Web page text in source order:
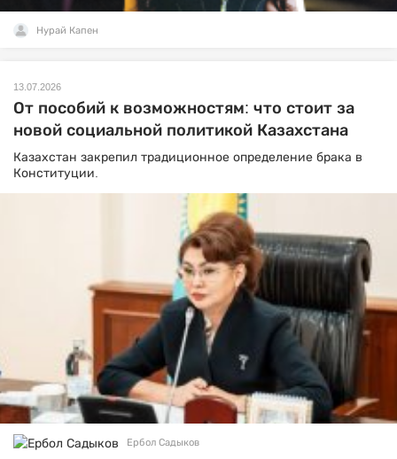
Нурай Капен
13.07.2026
От пособий к возможностям: что стоит за
новой социальной политикой Казахстана
Казахстан закрепил традиционное определение брака в
Конституции.
Ербол Садыков